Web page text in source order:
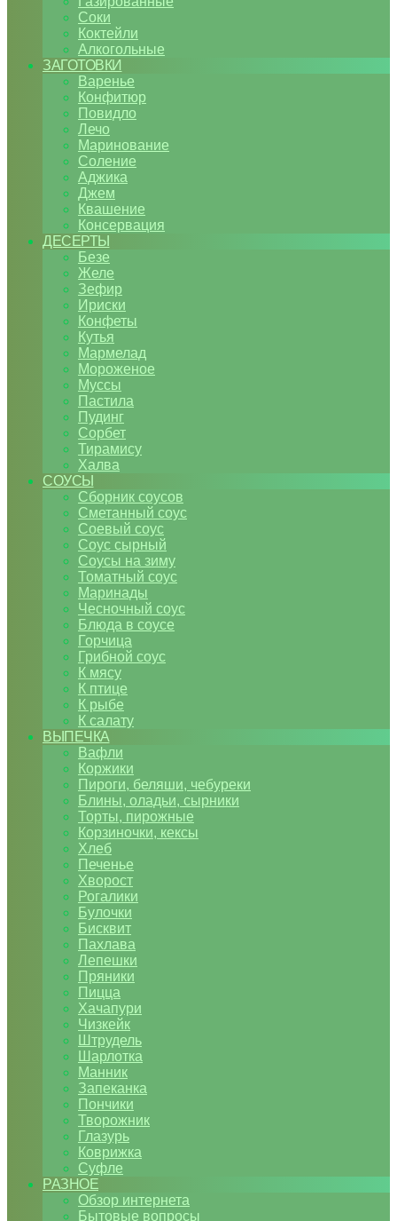
Соки
Коктейли
Алкогольные
ЗАГОТОВКИ
Варенье
Конфитюр
Повидло
Лечо
Маринование
Соление
Аджика
Джем
Квашение
Консервация
ДЕСЕРТЫ
Безе
Желе
Зефир
Ириски
Конфеты
Кутья
Мармелад
Мороженое
Муссы
Пастила
Пудинг
Сорбет
Тирамису
Халва
СОУСЫ
Сборник соусов
Сметанный соус
Соевый соус
Соус сырный
Соусы на зиму
Томатный соус
Маринады
Чесночный соус
Блюда в соусе
Горчица
Грибной соус
К мясу
К птице
К рыбе
К салату
ВЫПЕЧКА
Вафли
Коржики
Пироги, беляши, чебуреки
Блины, оладьи, сырники
Торты, пирожные
Корзиночки, кексы
Хлеб
Печенье
Хворост
Рогалики
Булочки
Бисквит
Пахлава
Лепешки
Пряники
Пицца
Хачапури
Чизкейк
Штрудель
Шарлотка
Манник
Запеканка
Пончики
Творожник
Глазурь
Коврижка
Суфле
РАЗНОЕ
Обзор интернета
Бытовые вопросы